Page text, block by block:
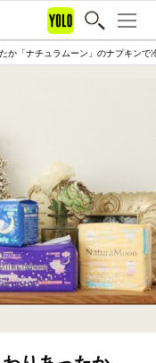
か「ナチュラムーン」のナプキンで